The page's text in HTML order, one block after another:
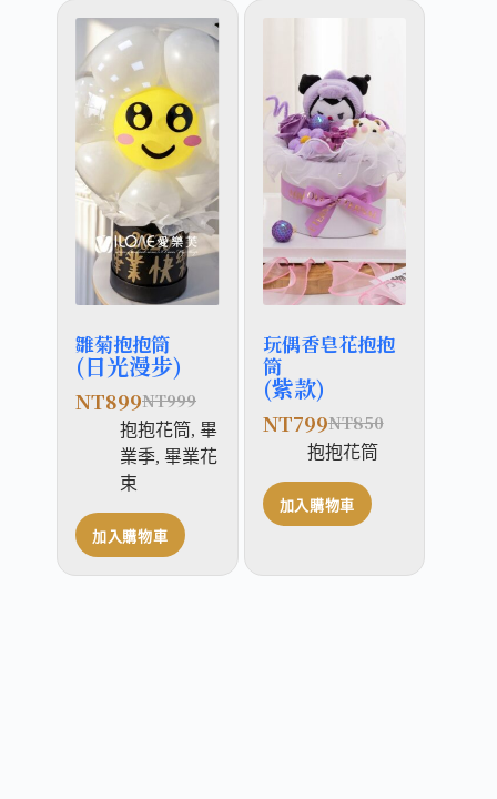
雛菊抱抱筒
(日光漫步)
NT999
NT899
抱抱花筒, 畢
業季, 畢業花
束
加入購物車
玩偶香皂花抱抱
筒
(紫款)
NT850
NT799
抱抱花筒
加入購物車